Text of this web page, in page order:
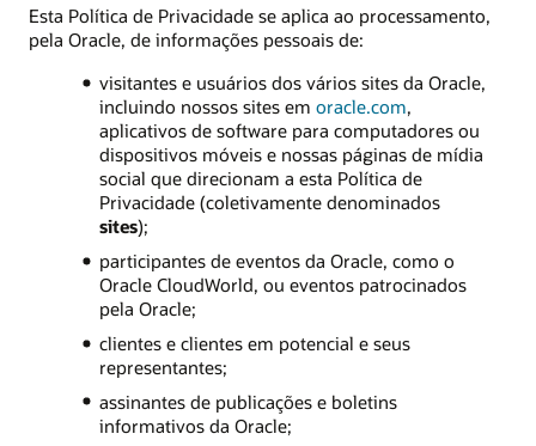
Esta Política de Privacidade se aplica ao processamento,
pela Oracle, de informações pessoais de:
visitantes e usuários dos vários sites da Oracle,
incluindo nossos sites em oracle.com,
aplicativos de software para computadores ou
dispositivos móveis e nossas páginas de mídia
social que direcionam a esta Política de
Privacidade (coletivamente denominados
sites);
participantes de eventos da Oracle, como o
Oracle CloudWorld, ou eventos patrocinados
pela Oracle;
clientes e clientes em potencial e seus
representantes;
assinantes de publicações e boletins
informativos da Oracle;